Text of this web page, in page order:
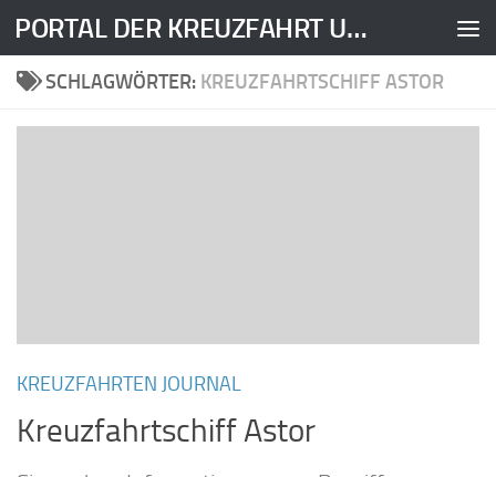
Zum Inhalt springen PORTAL DER KREUZFAHRT UND DER KREUZFAHRTSCHIFFE
SCHLAGWÖRTER: KREUZFAHRTSCHIFF ASTOR
KREUZFAHRTEN JOURNAL
Kreuzfahrtschiff Astor